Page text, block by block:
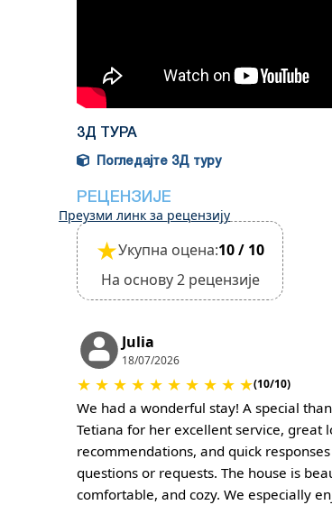
3Д ТУРА
Погледајте 3Д туру
РЕЦЕНЗИЈЕ
Преузми линк за рецензију
★Укупна оцена:10 / 10
На основу 2 рецензије
Julia
18/07/2026
★ ★ ★ ★ ★ ★ ★ ★ ★ ★(10/10)
We had a wonderful stay! A special
Tetiana for her excellent service, great
recommendations, and quick
questions or requests. The house is
comfortable, and cozy. We especially